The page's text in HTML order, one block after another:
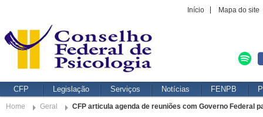
Início Mapa do site
CFP Legislação Serviços Notícias FENPB
Home Geral CFP articula agenda de reuniões com Governo Federal